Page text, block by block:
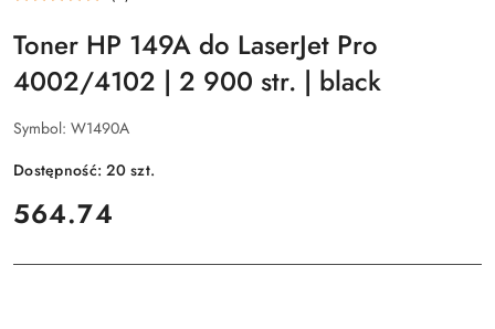
Toner HP 149A do LaserJet Pro
4002/4102 | 2 900 str. | black
Symbol: W1490A
Dostępność:20szt.
cena:
564.74